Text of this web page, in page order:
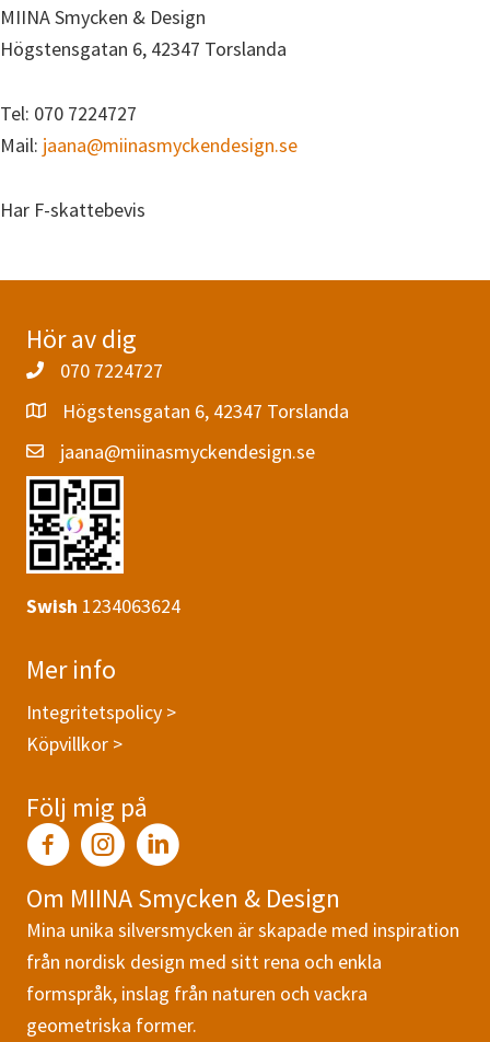
MIINA Smycken & Design
Högstensgatan 6, 42347 Torslanda
Tel: 070 7224727
Mail: jaana@miinasmyckendesign.se
Har F-skattebevis
Hör av dig
070 7224727
Högstensgatan 6, 42347 Torslanda
jaana@miinasmyckendesign.se
Swish 1234063624
Mer info
Integritetspolicy >
Köpvillkor >
Följ mig på
Om MIINA Smycken & Design
Mina unika silversmycken är skapade med inspiration
från nordisk design med sitt rena och enkla
formspråk, inslag från naturen och vackra
geometriska former.